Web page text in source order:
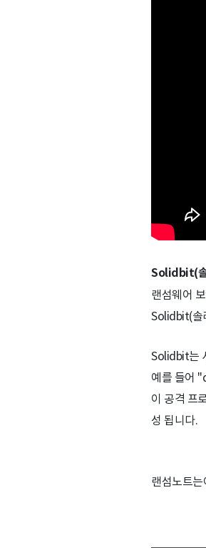
Solidbit(
랜섬웨어
Solidbit(솔
Solidbit는
예를 들어
이 공격 프
성 됩니다.
랜섬노트